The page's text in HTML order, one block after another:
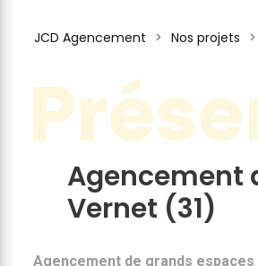
JCD Agencement > Nos projets >
Agencement
Vernet (31)
Agencement de grands espaces